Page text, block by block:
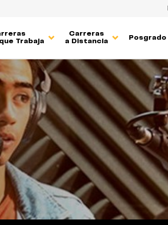
Trabaja
Carreras
a Distancia
Posgrado